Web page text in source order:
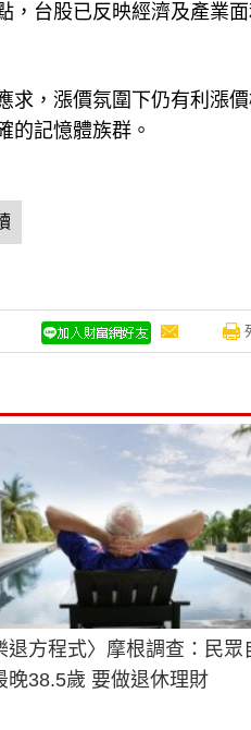
，台股已反映經濟及產業面
求，漲價氛圍下仍有利漲
的記憶體族群。
退方程式〉摩根調查：民眾
晚38.5歲 要做退休理財